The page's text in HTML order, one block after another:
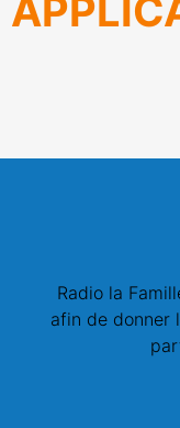
Radio la
afin de donner